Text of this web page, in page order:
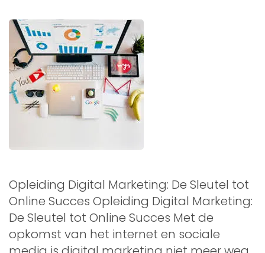
Opleiding Digital Marketing: De Sleutel tot
Online Succes Opleiding Digital Marketing:
De Sleutel tot Online Succes Met de
opkomst van het internet en sociale